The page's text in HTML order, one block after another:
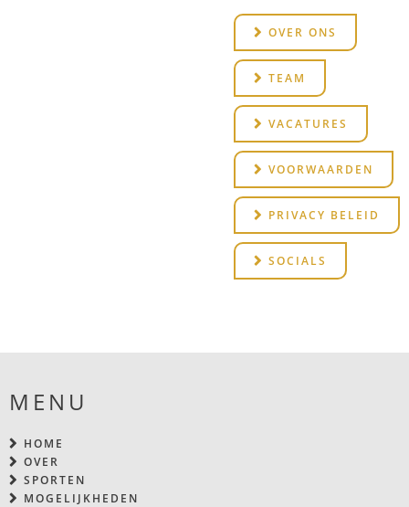
OVER ONS
TEAM
VACATURES
VOORWAARDEN
PRIVACY BELEID
SOCIALS
MENU
HOME
OVER
SPORTEN
MOGELIJKHEDEN